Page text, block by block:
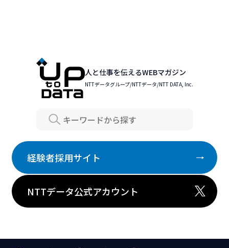
人と仕事を伝えるWEBマガジン
NTTデータグループ/NTTデータ/NTT DATA, Inc.
Search
経験者採用サイト
NTTデータ公式アカウント